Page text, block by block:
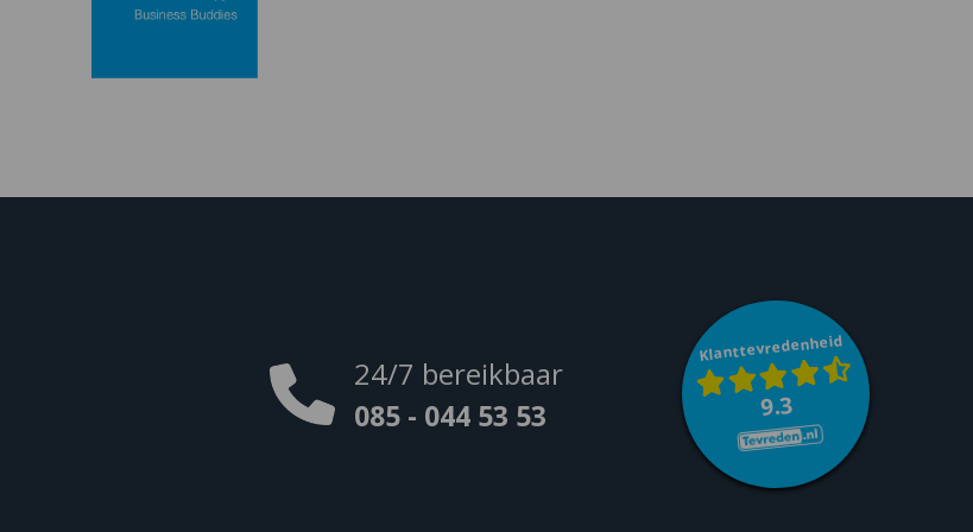
24/7 bereikbaar
085 - 044 53 53
Klanttevredenheid
9.3